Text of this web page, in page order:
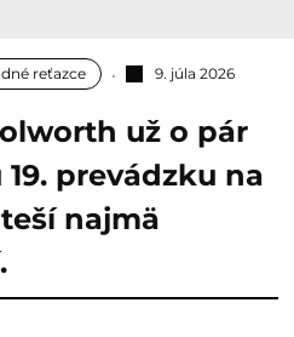
reťazce 9. júla 2026
už o pár
prevádzku na
najmä